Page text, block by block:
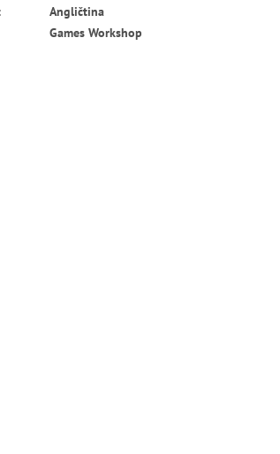
:
Angličtina
Games Workshop